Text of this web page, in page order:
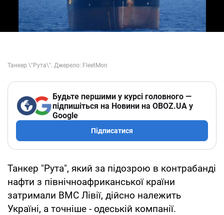
Будьте першими у курсі головного —
підпишіться на Новини на OBOZ.UA у
Google
Підписатися
Танкер "Рута", який за підозрою в контрабанді
нафти з північноафриканської країни
затримали ВМС Лівії, дійсно належить
Україні, а точніше - одеській компанії.